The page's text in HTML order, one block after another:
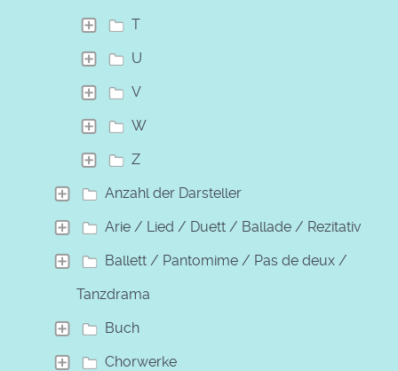
T
U
V
W
Z
Anzahl der Darsteller
Arie / Lied / Duett / Ballade / Rezitativ
Ballett / Pantomime / Pas de deux /
Tanzdrama
Buch
Chorwerke